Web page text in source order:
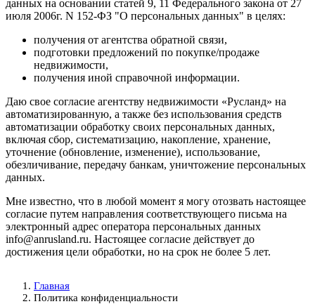
данных на основании статей 9, 11 Федерального закона от 27
июля 2006г. N 152-ФЗ "О персональных данных" в целях:
получения от агентства обратной связи,
подготовки предложений по покупке/продаже
недвижимости,
получения иной справочной информации.
Даю свое согласие агентству недвижимости «Русланд» на
автоматизированную, а также без использования средств
автоматизации обработку своих персональных данных,
включая сбор, систематизацию, накопление, хранение,
уточнение (обновление, изменение), использование,
обезличивание, передачу банкам, уничтожение персональных
данных.
Мне известно, что в любой момент я могу отозвать настоящее
согласие путем направления соответствующего письма на
электронный адрес оператора персональных данных
info@anrusland.ru. Настоящее согласие действует до
достижения цели обработки, но на срок не более 5 лет.
Главная
Политика конфиденциальности